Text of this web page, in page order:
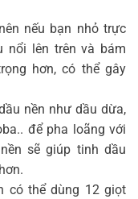
nếu bạn nhỏ trực
nổi lên trên và bám
hơn, có thể gây
nền như dầu dừa,
để pha loãng với
sẽ giúp tinh dầu
có thể dùng 12 giọt